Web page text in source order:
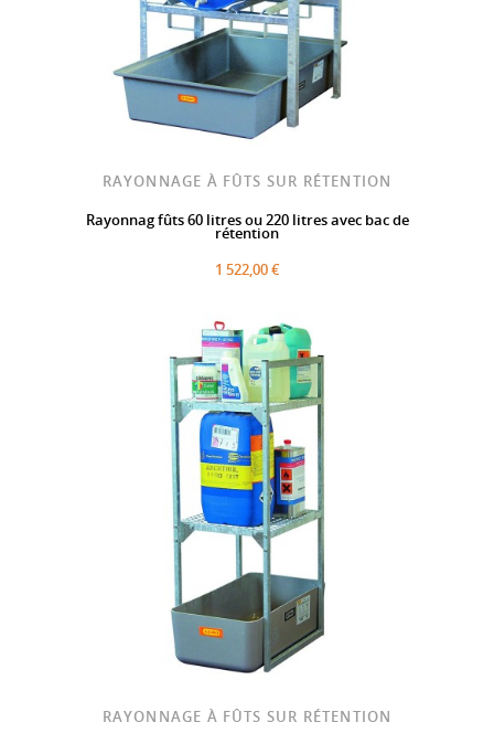
RAYONNAGE À FÛTS SUR RÉTENTION
Rayonnag fûts 60 litres ou 220 litres avec bac de
rétention
1 522,00 €
RAYONNAGE À FÛTS SUR RÉTENTION